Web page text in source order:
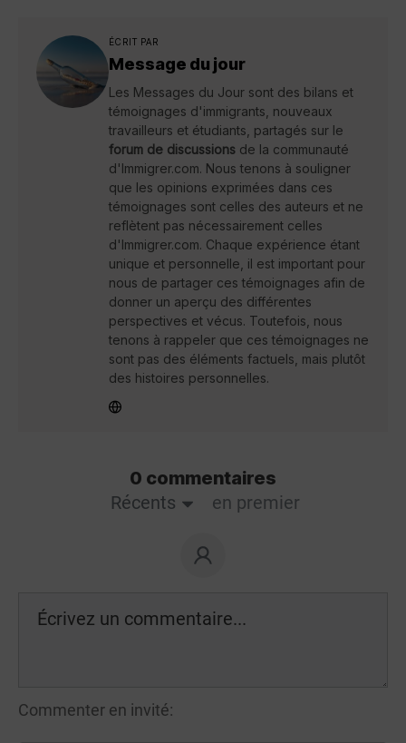
ÉCRIT PAR
Message du jour
Les Messages du Jour sont des bilans et
témoignages d'immigrants, nouveaux
travailleurs et étudiants, partagés sur le
forum de discussions de la communauté
d'Immigrer.com. Nous tenons à souligner
que les opinions exprimées dans ces
témoignages sont celles des auteurs et ne
reflètent pas nécessairement celles
d'Immigrer.com. Chaque expérience étant
unique et personnelle, il est important pour
nous de partager ces témoignages afin de
donner un aperçu des différentes
perspectives et vécus. Toutefois, nous
tenons à rappeler que ces témoignages ne
sont pas des éléments factuels, mais plutôt
des histoires personnelles.
0 commentaires
Récents
en premier
Commenter en invité: